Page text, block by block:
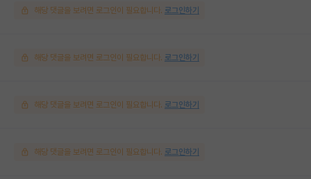
해당 댓글을 보려면 로그인이 필요합니다. 로그인하기
해당 댓글을 보려면 로그인이 필요합니다. 로그인하기
해당 댓글을 보려면 로그인이 필요합니다. 로그인하기
해당 댓글을 보려면 로그인이 필요합니다. 로그인하기